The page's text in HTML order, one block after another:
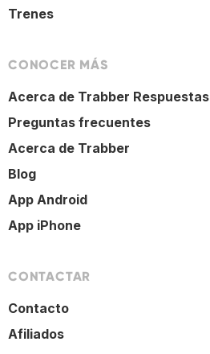
Trenes
CONOCER MÁS
Acerca de Trabber Respuestas
Preguntas frecuentes
Acerca de Trabber
Blog
App Android
App iPhone
CONTACTAR
Contacto
Afiliados